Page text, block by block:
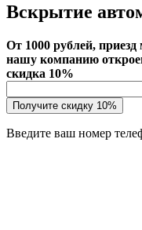
Вскрытие
От 1000 рублей, приезд
нашу компанию
скидка 10%
Получите скидку 10%
Введите ваш номер